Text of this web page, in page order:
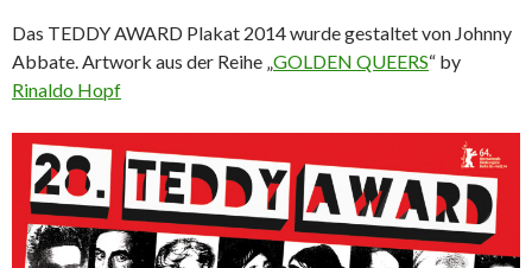
Das TEDDY AWARD Plakat 2014 wurde gestaltet von Johnny
Abbate. Artwork aus der Reihe „GOLDEN QUEERS“ by
Rinaldo Hopf